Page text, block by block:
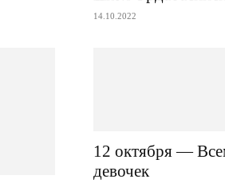
14.10.2022
12 октября —
девочек